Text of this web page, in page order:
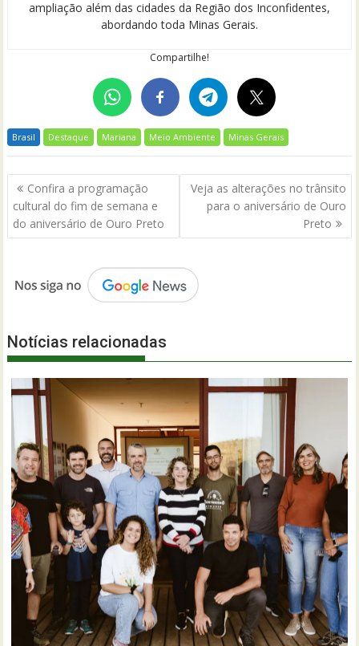
ampliação além das cidades da Região dos Inconfidentes,
abordando toda Minas Gerais.
Compartilhe!
Brasil Destaque Mariana Meio Ambiente Minas Gerais
Navegação
de
Post
Confira a programação
cultural do fim de semana e
do aniversário de Ouro Preto
Veja as alterações no trânsito
para o aniversário de Ouro
Preto
Notícias relacionadas